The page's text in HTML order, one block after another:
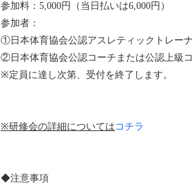
参加料：5,000円（当日払いは6,000円）
参加者：
①日本体育協会公認アスレティックトレーナ
②日本体育協会公認コーチまたは公認上級コ
※定員に達し次第、受付を終了します。
※研修会の詳細については コチラ
◆注意事項